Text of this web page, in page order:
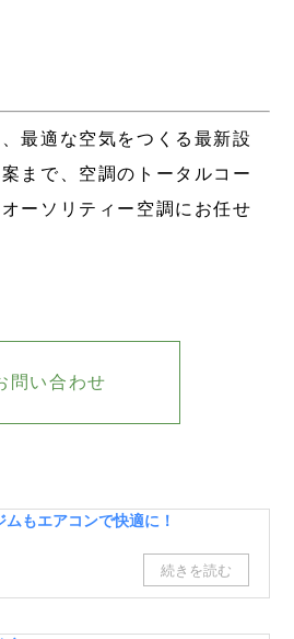
最適な空気をつくる最新設
まで、空調のトータルコー
ーソリティー空調にお任せ
問い合わせ
ムもエアコンで快適に！